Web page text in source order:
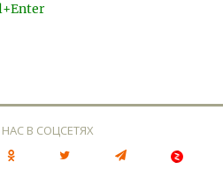
В СОЦСЕТЯХ